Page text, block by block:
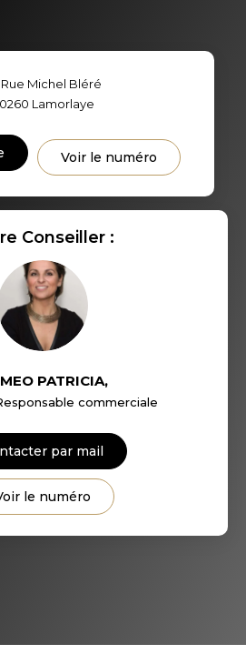
PART DES MÉNAGES SANS
VOITURE
: SUPERFICIE :
COMMERCES
Rue Michel Bléré
Lamorlaye
Voir le numéro
Conseiller :
PATRICIA,
commerciale
par mail
le numéro